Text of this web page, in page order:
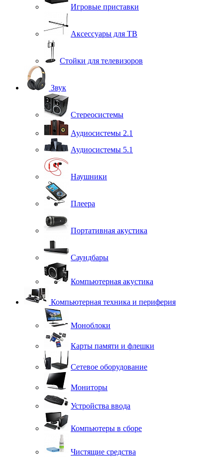
Игровые приставки
Аксессуары для ТВ
Стойки для телевизоров
Звук
Стереосистемы
Аудиосистемы 2.1
Аудиосистемы 5.1
Наушники
Плеера
Портативная акустика
Саундбары
Компьютерная акустика
Компьютерная техника и периферия
Моноблоки
Карты памяти и флешки
Сетевое оборудование
Мониторы
Устройства ввода
Компьютеры в сборе
Чистящие средства